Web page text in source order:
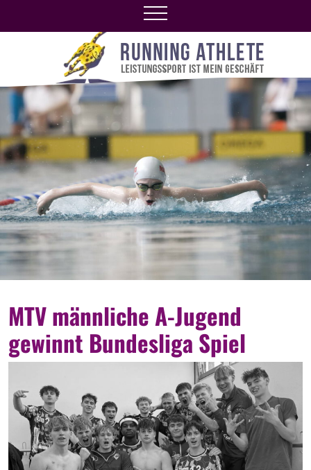
MTV männliche A-Jugend
gewinnt Bundesliga Spiel